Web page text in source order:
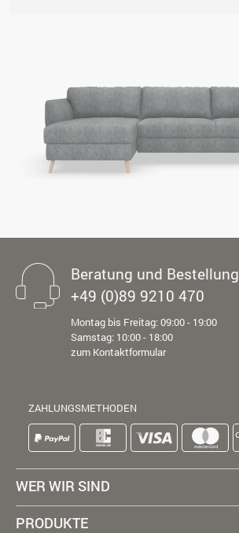
Beratung und Bestellung
+49 (0)89 9210 470
Montag bis Freitag: 09:00 - 19:00
Samstag: 10:00 - 18:00
zum Kontaktformular
ZAHLUNGSMETHODEN
WER WIR SIND
PRODUKTE